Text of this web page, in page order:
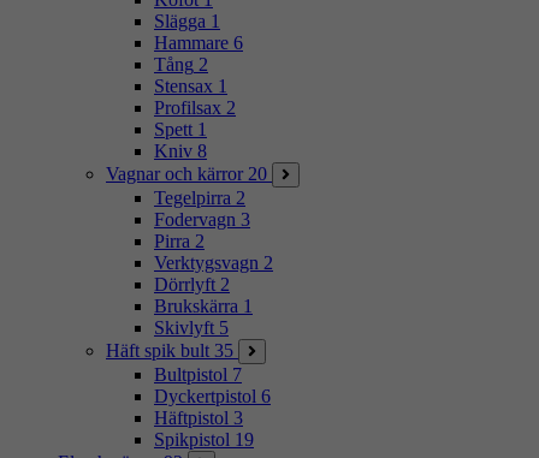
Slägga 1
Hammare 6
Tång 2
Stensax 1
Profilsax 2
Spett 1
Kniv 8
Vagnar och kärror 20
Tegelpirra 2
Fodervagn 3
Pirra 2
Verktygsvagn 2
Dörrlyft 2
Brukskärra 1
Skivlyft 5
Häft spik bult 35
Bultpistol 7
Dyckertpistol 6
Häftpistol 3
Spikpistol 19